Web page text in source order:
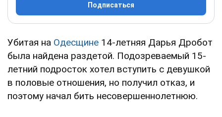
Подписаться
Убитая на Одесщине 14-летняя Дарья Дробот
была найдена раздетой. Подозреваемый 15-
летний подросток хотел вступить с девушкой
в половые отношения, но получил отказ, и
поэтому начал бить несовершеннолетнюю.